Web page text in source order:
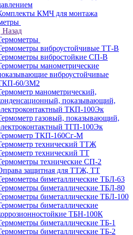
КМЧ для монтажа
Назад
виброустойчивые ТТ-В
вибростойкие СП-В
манометрические
виброустойчивые
60/3М2
манометрический,
показывающий,
ТКП-100Эк
газовый, показывающий,
ТГП-100Эк
ТКП-160Сг-М
технический ТТЖ
технический ТТ
технические СП-2
защитная для ТТЖ, ТТ
биметаллические ТБЛ-63
биметаллические ТБЛ-80
биметаллические ТБЛ-100
биметаллические
ТБН-100К
биметаллические ТБ-1
биметаллические ТБ-2